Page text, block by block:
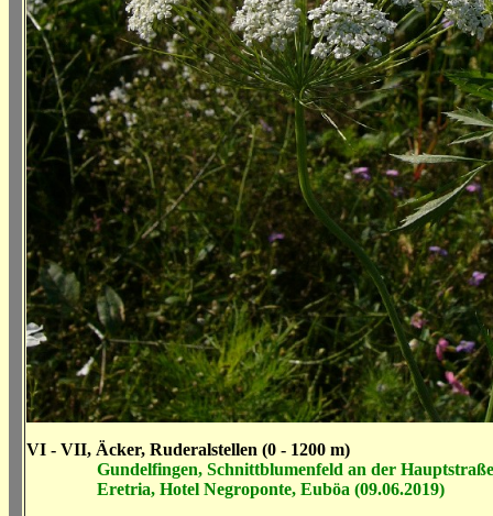
VI - VII, Äcker, Ruderalstellen (0 - 1200 m)
Gundelfingen, Schnittblumenfeld an der Hauptstraße
Eretria, Hotel Negroponte, Euböa (09.06.2019)